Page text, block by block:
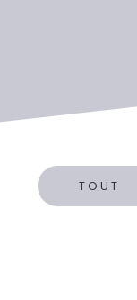
TOUT